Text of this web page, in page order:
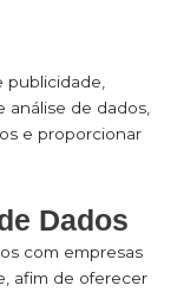
publicidade,
de dados,
e proporcionar
Dados
com empresas
afim de oferecer